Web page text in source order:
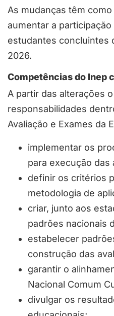
As mudanças têm
aumentar a
estudantes concluintes
2026.
Competências do Inep
A partir das alterações
responsabilidades
Avaliação e Exames da
implementar os
para execução das
definir os critérios
metodologia de
criar, junto aos
padrões nacionais
estabelecer
construção das
garantir o
Nacional Comum
divulgar os